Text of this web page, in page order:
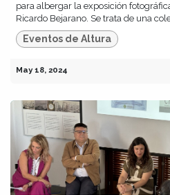
para albergar la exposición
Ricardo Bejarano. Se trata de una
Eventos de Altura
May 18, 2024